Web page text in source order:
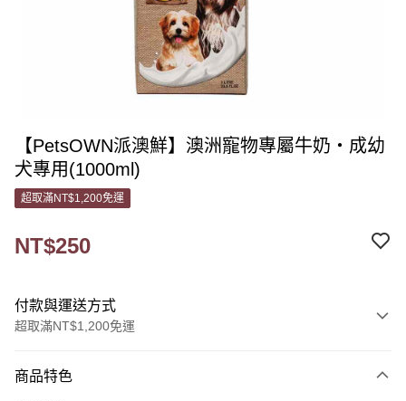
【PetsOWN派澳鮮】澳洲寵物專屬牛奶‧成幼
犬專用(1000ml)
超取滿NT$1,200免運
NT$250
付款與運送方式
超取滿NT$1,200免運
信用卡一次付款
商品特色